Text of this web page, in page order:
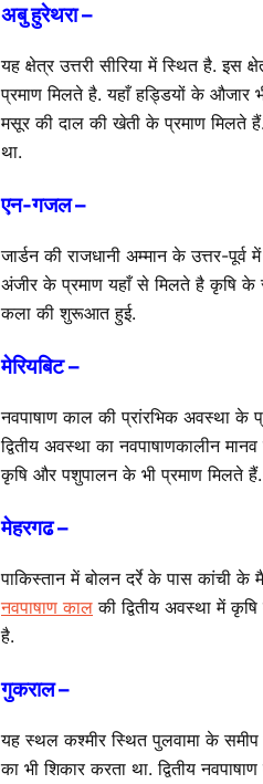
अबु हुरेथरा –
यह क्षेत्र उत्तरी सीरिया में स्थित है.
प्रमाण मिलते है. यहाँ हड्डियों के औजार
मसूर की दाल की खेती के प्रमाण मिलते
था.
एन-गजल –
जार्डन की राजधानी अम्मान के उत्तर-
अंजीर के प्रमाण यहाँ से मिलते है कृषि के
कला की शुरूआत हुई.
मेरियबिट –
नवपाषाण काल की प्रांरभिक अवस्था
द्वितीय अवस्था का नवपाषाणकालीन
कृषि और पशुपालन के भी प्रमाण मिलते हैं.
मेहरगढ –
पाकिस्तान में बोलन दर्रे के पास कांची
नवपाषाण काल की द्वितीय अवस्था में
है.
गुकराल –
यह स्थल कश्मीर स्थित पुलवामा के
का भी शिकार करता था. द्वितीय